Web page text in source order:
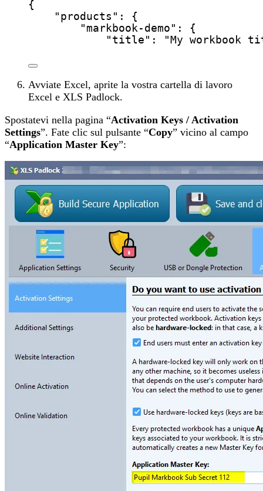
{
"products" : {
"markbook-demo" : {
"title" : " My workbook
Avviate Excel, aprite la vostra cartella di lavoro
Excel e XLS Padlock.
Spostatevi nella pagina “Activation Keys / Activation
Settings”. Fate clic sul pulsante “Copy” vicino al campo
“Application Master Key”: